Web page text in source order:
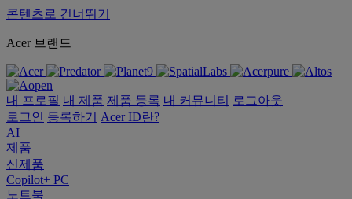
콘텐츠로 건너뛰기
Acer 브랜드
내 프로필 내 제품 제품 등록 내 커뮤니티
로그아웃
로그인
등록하기
Acer ID란?
AI
제품
신제품
Copilot+ PC
노트북